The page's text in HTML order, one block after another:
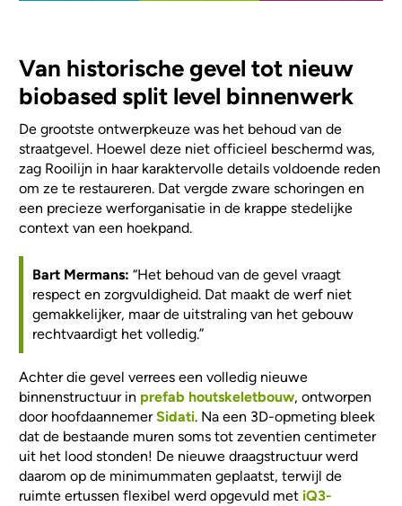
Van historische gevel tot nieuw
biobased split level binnenwerk
De grootste ontwerpkeuze was het behoud van de
straatgevel. Hoewel deze niet officieel beschermd was,
zag Rooilijn in haar karaktervolle details voldoende reden
om ze te restaureren. Dat vergde zware schoringen en
een precieze werforganisatie in de krappe stedelijke
context van een hoekpand.
Bart Mermans: “Het behoud van de gevel vraagt
respect en zorgvuldigheid. Dat maakt de werf niet
gemakkelijker, maar de uitstraling van het gebouw
rechtvaardigt het volledig.”
Achter die gevel verrees een volledig nieuwe
binnenstructuur in prefab houtskeletbouw, ontworpen
door hoofdaannemerSidati. Na een 3D-opmeting bleek
dat de bestaande muren soms tot zeventien centimeter
uit het lood stonden! De nieuwe draagstructuur werd
daarom op de minimummaten geplaatst, terwijl de
ruimte ertussen flexibel werd opgevuld met iQ3-